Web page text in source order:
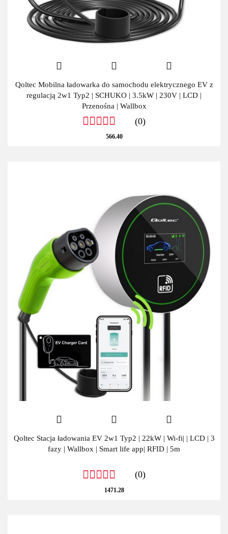
Qoltec Mobilna ładowarka do samochodu elektrycznego EV z
regulacją 2w1 Typ2 | SCHUKO | 3.5kW | 230V | LCD |
Przenośna | Wallbox
(0)
566.40
Qoltec Stacja ładowania EV 2w1 Typ2 | 22kW | Wi-fi| | LCD | 3
fazy | Wallbox | Smart life app| RFID | 5m
(0)
1471.28